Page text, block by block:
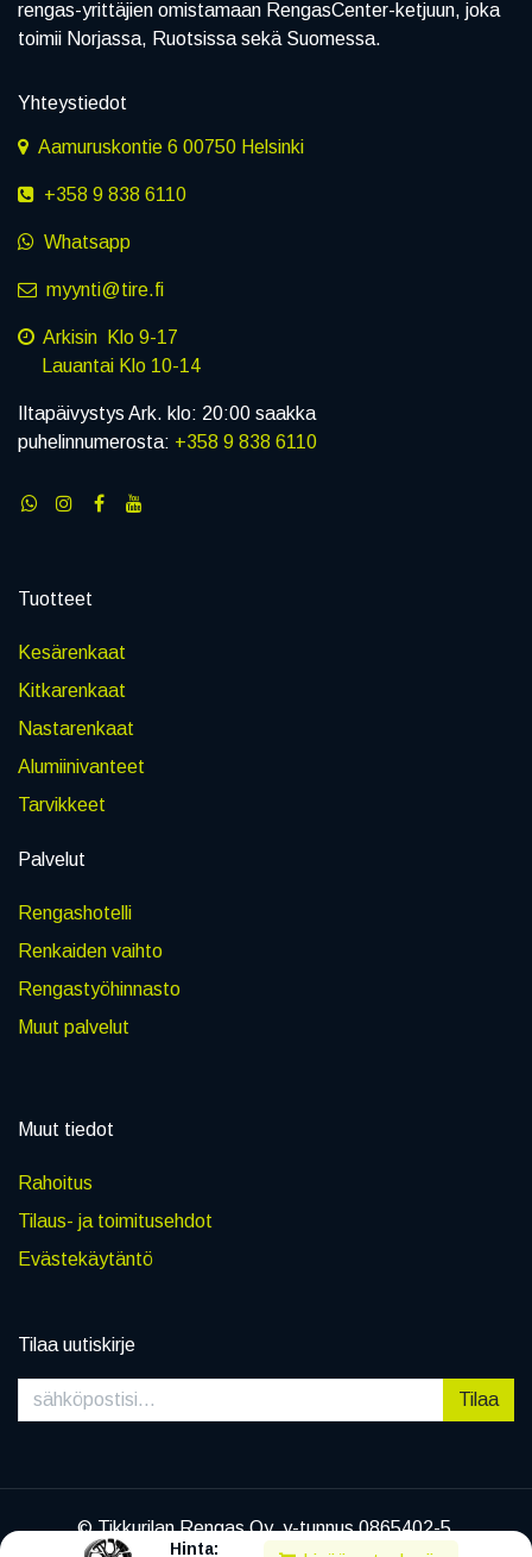
Hinta:
rengas-yrittäjien omistamaan RengasCenter-ketjuun, joka
toimii Norjassa, Ruotsissa sekä Suomessa.
Yhteystiedot
Aamuruskontie 6 00750 Helsinki
+358 9 838 6110
Whatsapp
myynti@tire.fi
Arkisin Klo 9-17
Lauantai Klo 10-14
Iltapäivystys Ark. klo: 20:00 saakka
puhelinnumerosta: +358 9 838 6110
Tuotteet
Kesärenkaat
Kitkarenkaat
Nastarenkaat
Alumiinivanteet
Tarvikkeet
Palvelut
Rengashotelli
Renkaiden vaihto
Rengastyöhinnasto
Muut palvelut
Muut tiedot
Rahoitus
Tilaus- ja toimitusehdot
Evästekäytäntö
Tilaa uutiskirje
Tilaa
© Tikkurilan Rengas Oy, y-tunnus 0865402-5